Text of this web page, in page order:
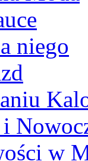
niego
w